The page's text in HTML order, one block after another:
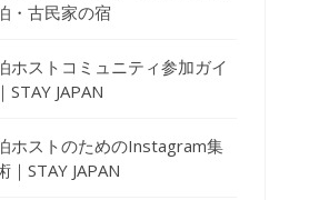
・古民家の宿
ホストコミュニティ参加ガイ
STAY JAPAN
ホストのためのInstagram集
｜STAY JAPAN